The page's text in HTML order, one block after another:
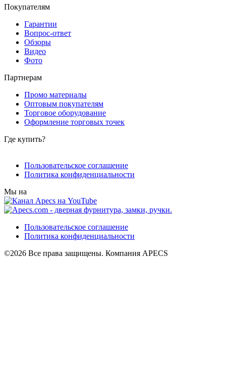
Покупателям
Гарантии
Вопрос-ответ
Обзоры
Видео
Фото
Партнерам
Промо материалы
Оптовым покупателям
Торговое оборудование
Оформление торговых точек
Где купить?
Пользовательское соглашение
Политика конфиденциальности
Мы на
Пользовательское соглашение
Политика конфиденциальности
©2026 Все права защищены. Компания APECS